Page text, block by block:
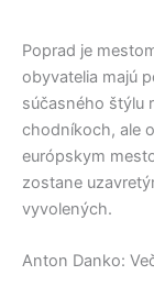
Poprad je
obyvatelia majú
súčasného štýlu
chodníkoch, ale
európskym
zostane
vyvolených.
Anton Danko: